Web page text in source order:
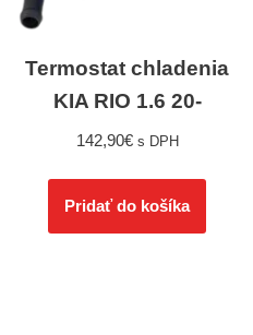
Termostat chladenia
KIA RIO 1.6 20-
142,90€ s DPH
Pridať do košíka